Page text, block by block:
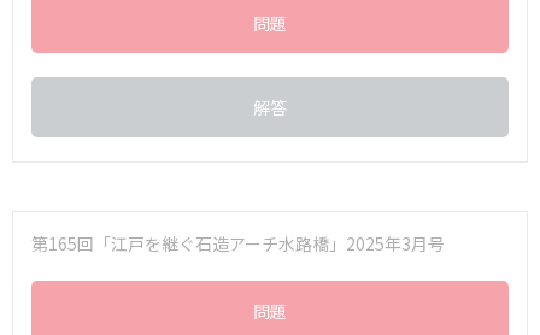
問題
解答
第165回「江戸を継ぐ石造アーチ水路橋」2025年3月号
問題